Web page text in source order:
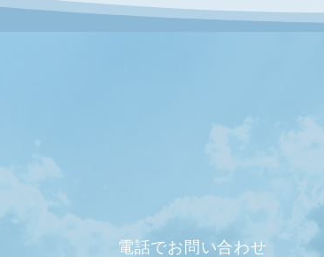
ン
電話でお問い合わせ